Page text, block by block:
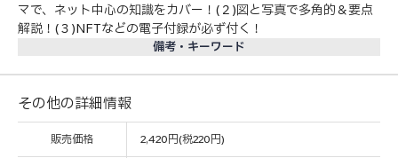
マで、ネット中心の知識をカバー！(２)図と写真で多角的＆要点
解説！(３)NFTなどの電子付録が必ず付く！
備考・キーワード
その他の詳細情報
販売価格 2,420円(税220円)